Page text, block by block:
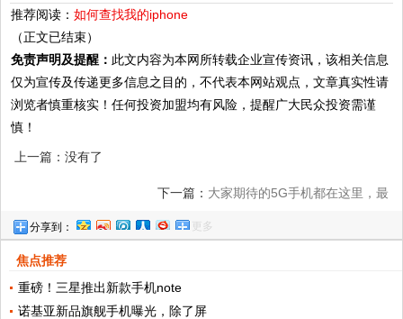
推荐阅读：如何查找我的iphone
（正文已结束）
免责声明及提醒： 此文内容为本网所转载企业宣传资讯，该相关信息
仅为宣传及传递更多信息之目的，不代表本网站观点，文章真实性请
浏览者慎重核实！任何投资加盟均有风险，提醒广大民众投资需谨
慎！
上一篇：没有了
下一篇： 大家期待的5G手机都在这里，最
全9-15款新品，最早的4月份上市！
分享到： 更多
焦点推荐
重磅！三星推出新款手机note
诺基亚新品旗舰手机曝光，除了屏